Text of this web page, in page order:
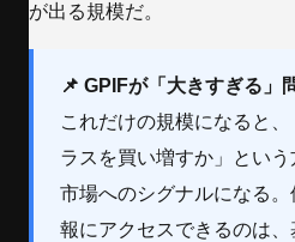
が出る規模だ。
📌 GPIFが「大きすぎる」
これだけの規模になると
ラスを買い増すか」とい
市場へのシグナルになる
報にアクセスできるのは、